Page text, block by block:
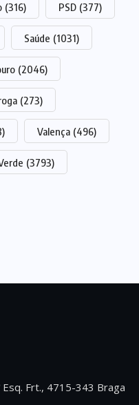
(316) PSD (377)
Saúde (1031)
(2046)
(273)
Valença (496)
(3793)
Esq. Frt., 4715-343 Braga